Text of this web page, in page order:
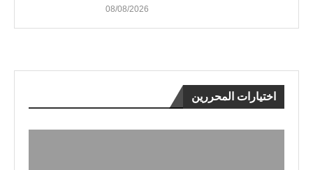
08/08/2026
اختيارات المحررين